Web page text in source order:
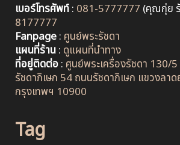
เบอร์โทรศัพท์: 081-5777777 (คุณกุ่ย
8177777
Fanpage: ศูนย์พระรัชดา
แผนที่ร้าน: ดูแผนที่นำทาง
ที่อยู่ติดต่อ: ศูนย์พระเครื่องรัชดา 130/
รัชดาภิเษก 54 ถนนรัชดาภิเษก แขวงลา
กรุงเทพฯ 10900
Tag